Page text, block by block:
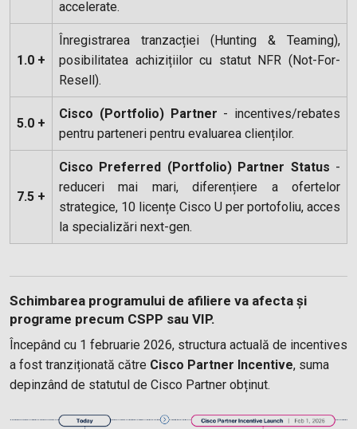
accelerate.
1.0 +
Înregistrarea tranzacției (Hunting & Teaming),
posibilitatea achizițiilor cu statut NFR (Not-For-
Resell).
5.0 +
Cisco (Portfolio) Partner - incentives/rebates
pentru parteneri pentru evaluarea clienților.
7.5 +
Cisco Preferred (Portfolio) Partner Status -
reduceri mai mari, diferențiere a ofertelor
strategice, 10 licențe Cisco U per portofoliu, acces
la specializări next-gen.
Schimbarea programului de afiliere va afecta și
programe precum CSPP sau VIP.
Începând cu 1 februarie 2026, structura actuală de incentives
a fost tranziționată către Cisco Partner Incentive, suma
depinzând de statutul de Cisco Partner obținut.